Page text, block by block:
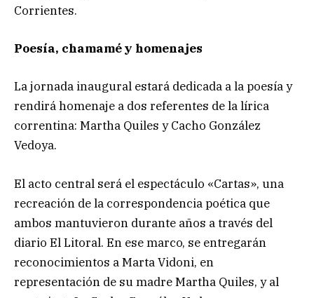
Corrientes.
Poesía, chamamé y homenajes
La jornada inaugural estará dedicada a la poesía y
rendirá homenaje a dos referentes de la lírica
correntina: Martha Quiles y Cacho González
Vedoya.
El acto central será el espectáculo «Cartas», una
recreación de la correspondencia poética que
ambos mantuvieron durante años a través del
diario El Litoral. En ese marco, se entregarán
reconocimientos a Marta Vidoni, en
representación de su madre Martha Quiles, y al